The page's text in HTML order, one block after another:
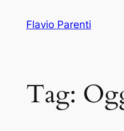
Flavio Parenti
Tag: